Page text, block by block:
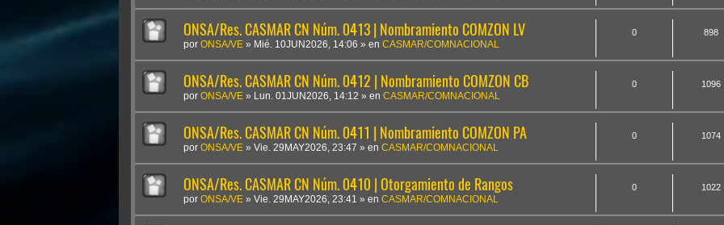
ONSA/Res. CASMAR CN Núm. 0413 | Nombramiento COMZON LV
por ONSA/VE » Mié. 10JUN2026, 14:06 » en CASMAR/COMNACIONAL
0 898
ONSA/Res. CASMAR CN Núm. 0412 | Nombramiento COMZON CB
por ONSA/VE » Lun. 01JUN2026, 14:12 » en CASMAR/COMNACIONAL
0 1096
ONSA/Res. CASMAR CN Núm. 0411 | Nombramiento COMZON PA
por ONSA/VE » Vie. 29MAY2026, 23:47 » en CASMAR/COMNACIONAL
0 1074
ONSA/Res. CASMAR CN Núm. 0410 | Otorgamiento de Rangos
por ONSA/VE » Vie. 29MAY2026, 23:41 » en CASMAR/COMNACIONAL
0 1022